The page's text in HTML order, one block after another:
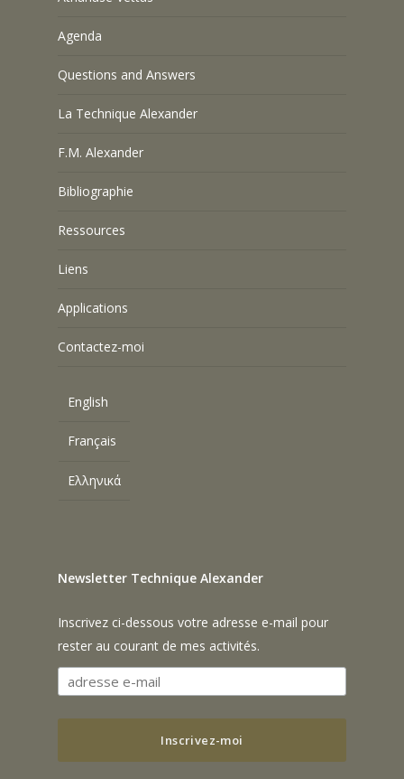
Agenda
Questions and Answers
La Technique Alexander
F.M. Alexander
Bibliographie
Ressources
Liens
Applications
Contactez-moi
English
Français
Ελληνικά
Newsletter Technique Alexander
Inscrivez ci-dessous votre adresse e-mail pour
rester au courant de mes activités.